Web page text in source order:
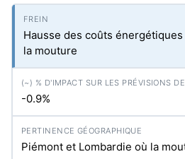
Hausse des coûts
la mouture
-0.9%
Piémont et Lombardie où la